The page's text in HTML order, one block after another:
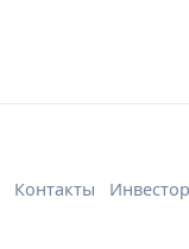
Контакты